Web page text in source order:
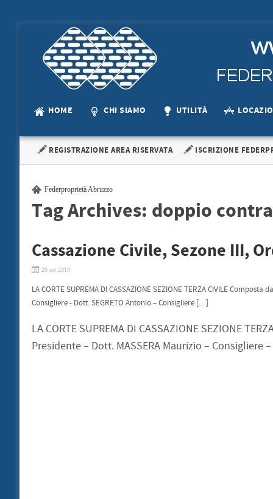
HOME CHI SIAMO UTILITÀ
REGISTRAZIONE AREA RISERVATA ISCRIZIONE
Federproprietà Abruzzo
Tag Archives: doppio
Cassazione Civile, Sezone III,
20 set 2013
LA CORTE SUPREMA DI CASSAZIONE SEZIONE TERZA CIVILE
Consigliere - Dott. SEGRETO Antonio – Consigliere […]
LA CORTE SUPREMA DI CASSAZIONE SEZIONE
Presidente – Dott. MASSERA Maurizio – Consigliere